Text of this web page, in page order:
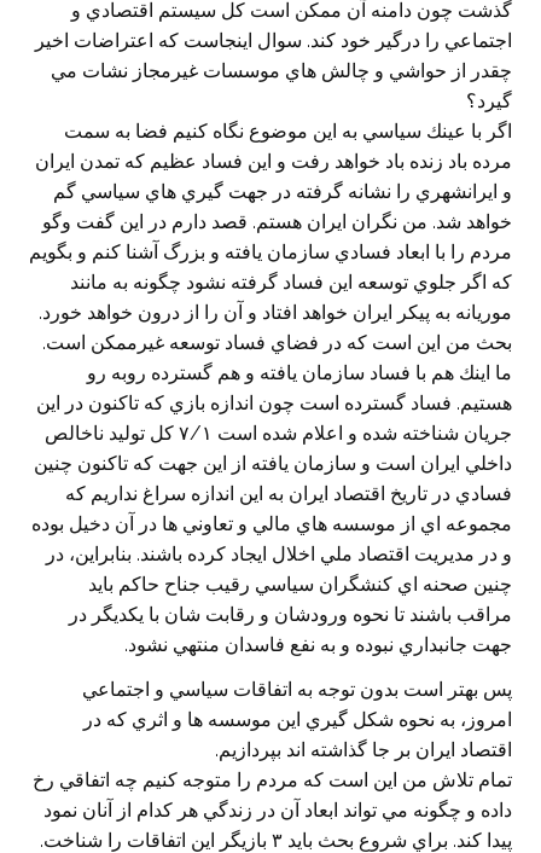
گذشت چون دامنه آن ممكن است كل سيستم اقتصادي و
اجتماعي را درگير خود كند. سوال اينجاست كه اعتراضات اخير
چقدر از حواشي و چالش هاي موسسات غيرمجاز نشات مي
گيرد؟
اگر با عينك سياسي به اين موضوع نگاه كنيم فضا به سمت
مرده باد زنده باد خواهد رفت و اين فساد عظيم كه تمدن ايران
و ايرانشهري را نشانه گرفته در جهت گيري هاي سياسي گم
خواهد شد. من نگران ايران هستم. قصد دارم در اين گفت وگو
مردم را با ابعاد فسادي سازمان يافته و بزرگ آشنا كنم و بگويم
كه اگر جلوي توسعه اين فساد گرفته نشود چگونه به مانند
موريانه به پيكر ايران خواهد افتاد و آن را از درون خواهد خورد.
بحث من اين است كه در فضاي فساد توسعه غيرممكن است.
ما اينك هم با فساد سازمان يافته و هم گسترده روبه رو
هستيم. فساد گسترده است چون اندازه بازي كه تاكنون در اين
جريان شناخته شده و اعلام شده است ٧/١ كل توليد ناخالص
داخلي ايران است و سازمان يافته از اين جهت كه تاكنون چنين
فسادي در تاريخ اقتصاد ايران به اين اندازه سراغ نداريم كه
مجموعه اي از موسسه هاي مالي و تعاوني ها در آن دخيل بوده
و در مديريت اقتصاد ملي اخلال ايجاد كرده باشند. بنابراين، در
چنين صحنه اي كنشگران سياسي رقيب جناح حاكم بايد
مراقب باشند تا نحوه ورودشان و رقابت شان با يكديگر در
جهت جانبداري نبوده و به نفع فاسدان منتهي نشود.
پس بهتر است بدون توجه به اتفاقات سياسي و اجتماعي
امروز، به نحوه شكل گيري اين موسسه ها و اثري كه در
اقتصاد ايران بر جا گذاشته اند بپردازيم.
تمام تلاش من اين است كه مردم را متوجه كنيم چه اتفاقي رخ
داده و چگونه مي تواند ابعاد آن در زندگي هر كدام از آنان نمود
پيدا كند. براي شروع بحث بايد ٣ بازيگر اين اتفاقات را شناخت.